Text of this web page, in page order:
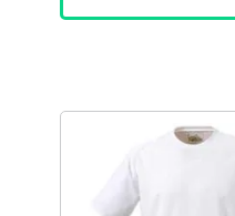
Brico e Giardinaggio
Salute e igiene